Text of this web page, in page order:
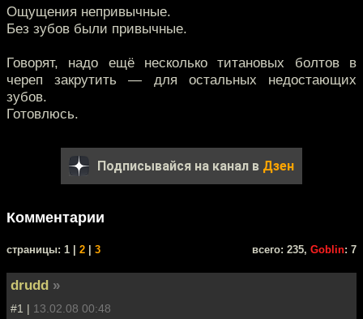
Ощущения непривычные.
Без зубов были привычные.
Говорят, надо ещё несколько титановых болтов в
череп закрутить — для остальных недостающих
зубов.
Готовлюсь.
Подписывайся на канал в Дзен
Комментарии
cтраницы: 1 | 2 3 всего: 235, Goblin: 7
drudd »
#1 | 13.02.08 00:48